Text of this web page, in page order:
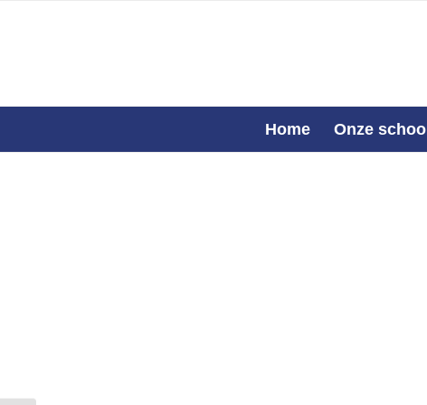
Home Onze school